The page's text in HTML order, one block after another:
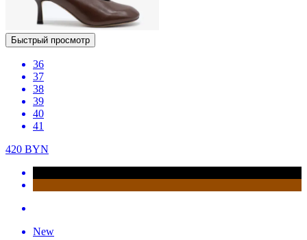
Быстрый просмотр
36
37
38
39
40
41
420 BYN
New